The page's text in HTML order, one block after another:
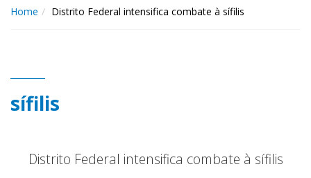
Home Distrito Federal intensifica combate à sífilis
sífilis
Distrito Federal intensifica combate à sífilis